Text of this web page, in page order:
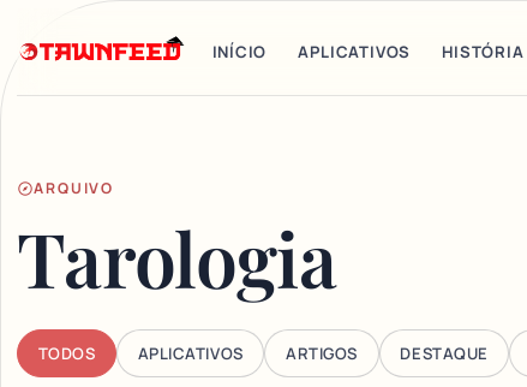
INÍCIO APLICATIVOS HISTÓRIA
ARQUIVO
Tarologia
TODOS APLICATIVOS ARTIGOS DESTAQUE